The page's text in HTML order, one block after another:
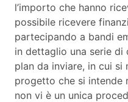
l’importo che hanno
possibile ricevere
partecipando a bandi
in dettaglio una serie di
plan da inviare, in cui
progetto che si intende
non vi è un unica